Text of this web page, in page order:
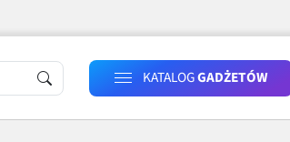
KATALOGGADŻETÓW